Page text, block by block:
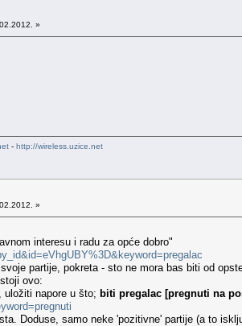
»
- http://wireless.uzice.net
»
interesu i radu za opće dobro"
partije, pokreta - sto ne mora bas biti od
ovo:
napore u što; biti pregalac [pregnuti na
Doduse, samo neke 'pozitivne' partije (a to